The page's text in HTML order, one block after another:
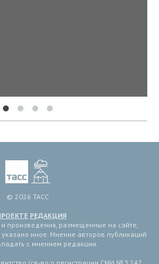
© 2026 ТАСС
РЕДАКЦИЯ
произведения, размещенные на сайте,
иное. Мнение авторов публикаций
с мнением редакции.